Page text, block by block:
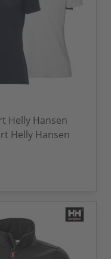
Helly Hansen
Helly Hansen